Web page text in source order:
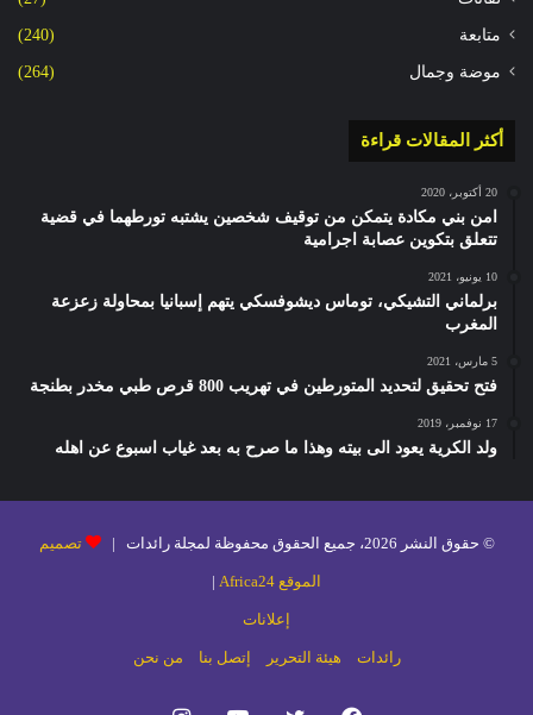
متابعة (240)
موضة وجمال (264)
أكثر المقالات قراءة
20 أكتوبر، 2020
امن بني مكادة يتمكن من توقيف شخصين يشتبه تورطهما في قضية
تتعلق بتكوين عصابة اجرامية
10 يونيو، 2021
برلماني التشيكي، توماس ديشوفسكي يتهم إسبانيا بمحاولة زعزعة
المغرب
5 مارس، 2021
فتح تحقيق لتحديد المتورطين في تهريب 800 قرص طبي مخدر بطنجة
17 نوفمبر، 2019
ولد الكرية يعود الى بيته وهذا ما صرح به بعد غياب اسبوع عن اهله
© حقوق النشر 2026، جميع الحقوق محفوظة لمجلة رائدات | تصميم
الموقع Africa24 |
إعلانات
رائدات هيئة التحرير إتصل بنا من نحن